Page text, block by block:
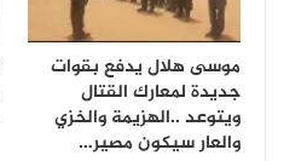
موسى هلال يدفع بقوات
جديدة لمعارك القتال
ويتوعد ..الهزيمة والخزي
والعار سيكون مصير…